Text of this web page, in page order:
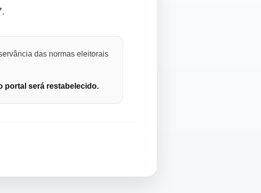
das normas eleitorais
portal será restabelecido.